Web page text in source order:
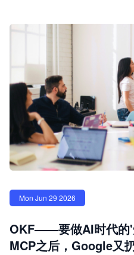
Mon Jun 29 2026
OKF——要做AI时代的
MCP之后，Google又